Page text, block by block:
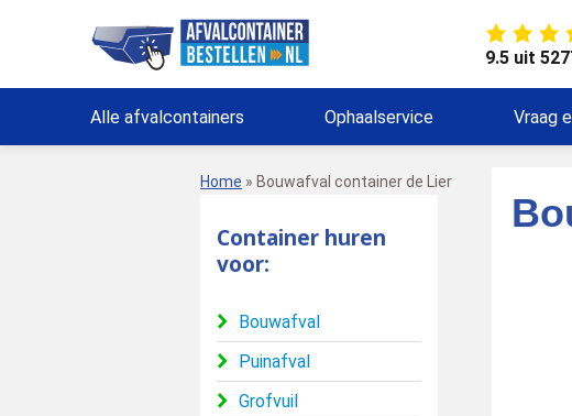
9.5 uit
Alle afvalcontainers Ophaalservice Vraag
Home » Bouwafval container de Lier
Container huren
voor:
Bouwafval
Puinafval
Grofvuil